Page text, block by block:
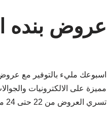
عروض بنده
اسبوعك مليء بالتوفير مع
مميزة على الالكترونيات
تسري العروض من 22 حتى 24 مايو 2022 أو حتى نفاد الكمية.